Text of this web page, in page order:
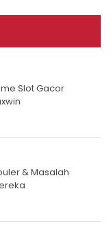
Slot Gacor
& Masalah